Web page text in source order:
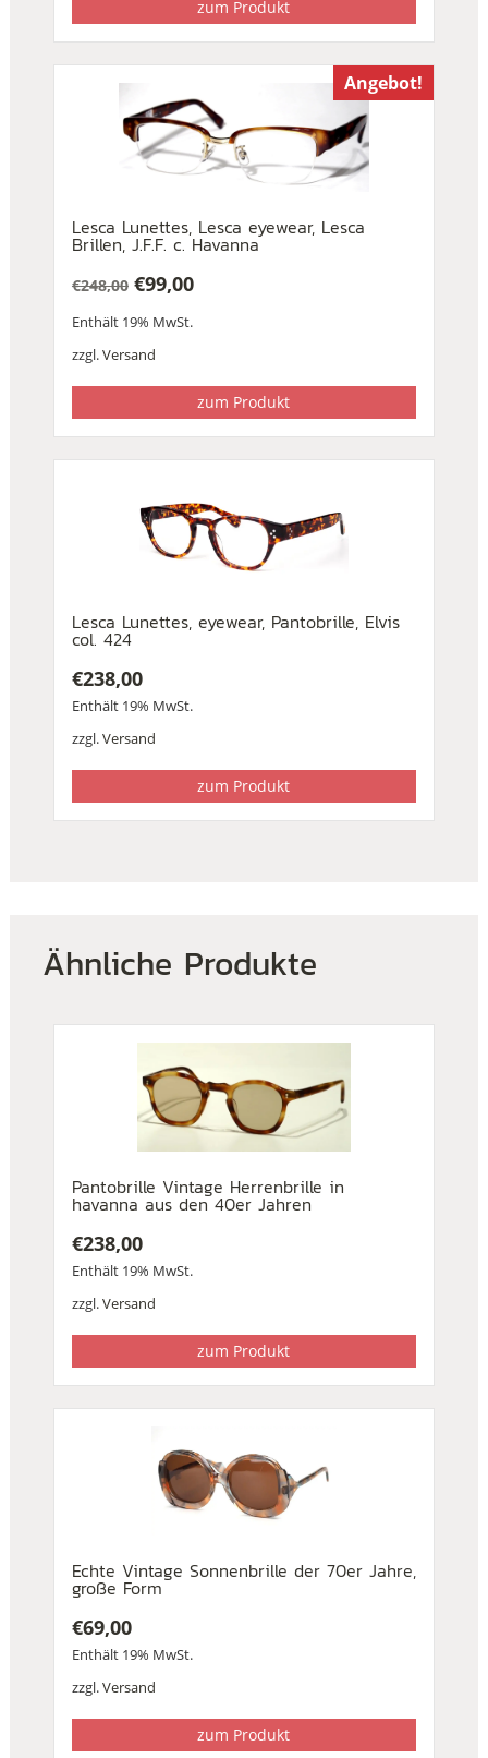
zum Produkt
Angebot!
Lesca Lunettes, Lesca eyewear, Lesca
Brillen, J.F.F. c. Havanna
€248,00
Preis
war:
€99,00
Preis
ist:
Enthält 19% MwSt.
zzgl.Versand
zum Produkt
Lesca Lunettes, eyewear, Pantobrille, Elvis
col. 424
€238,00
Enthält 19% MwSt.
zzgl.Versand
zum Produkt
Ähnliche Produkte
Pantobrille Vintage Herrenbrille in
havanna aus den 40er Jahren
€238,00
Enthält 19% MwSt.
zzgl.Versand
zum Produkt
Echte Vintage Sonnenbrille der 70er Jahre,
große Form
€69,00
Enthält 19% MwSt.
zzgl.Versand
zum Produkt